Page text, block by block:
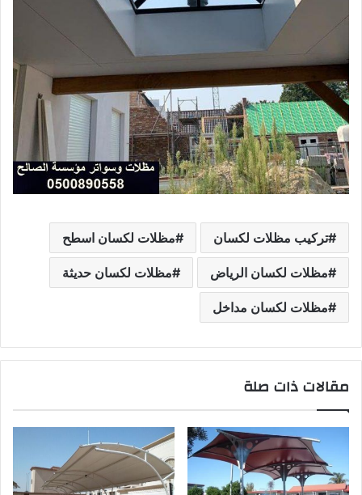
تركيب مظلات لكسان مظلات لكسان اسطح
مظلات لكسان الرياض مظلات لكسان حديثة
مظلات لكسان مداخل
مقالات ذات صلة